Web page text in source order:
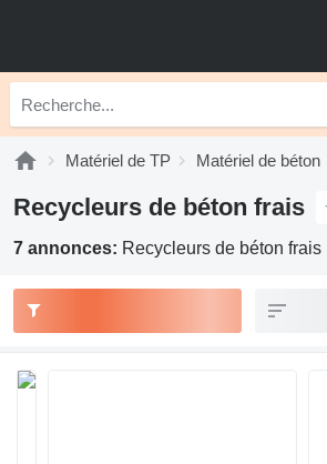
Matériel de TP Matériel de béton
Recycleurs de béton frais
7 annonces: Recycleurs de béton frais